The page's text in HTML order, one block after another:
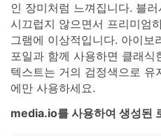
인 장미처럼 느껴집니다. 블
시끄럽지 않으면서 프리미엄
그램에 이상적입니다. 아이보
포일과 함께 사용하면 클래식
텍스트는 거의 검정색으로 유
에만 사용하세요.
media.io를 사용하여 생성된